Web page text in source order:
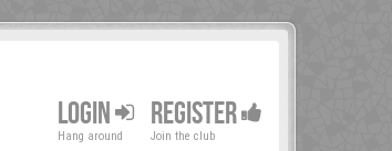
LOGIN
Hang around
REGISTER
Join the club